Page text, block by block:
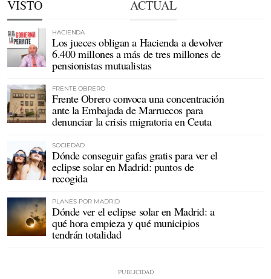
VISTO ACTUAL
HACIENDA
Los jueces obligan a Hacienda a devolver
6.400 millones a más de tres millones de
pensionistas mutualistas
FRENTE OBRERO
Frente Obrero convoca una concentración
ante la Embajada de Marruecos para
denunciar la crisis migratoria en Ceuta
SOCIEDAD
Dónde conseguir gafas gratis para ver el
eclipse solar en Madrid: puntos de
recogida
PLANES POR MADRID
Dónde ver el eclipse solar en Madrid: a
qué hora empieza y qué municipios
tendrán totalidad